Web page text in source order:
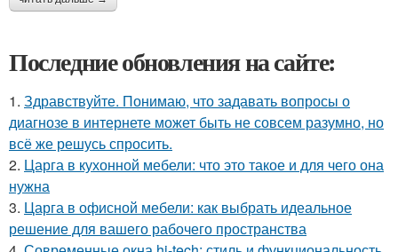
Последние обновления на сайте:
1. Здравствуйте. Понимаю, что задавать вопросы о
диагнозе в интернете может быть не совсем разумно, но
всё же решусь спросить.
2. Царга в кухонной мебели: что это такое и для чего она
нужна
3. Царга в офисной мебели: как выбрать идеальное
решение для вашего рабочего пространства